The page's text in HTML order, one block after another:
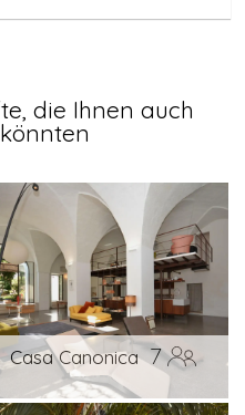
die Ihnen auch
Casa Canonica 7